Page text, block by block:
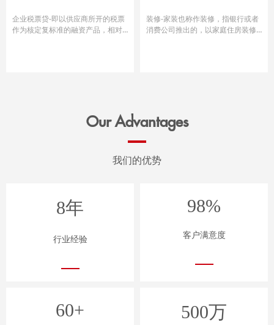
企业税票贷-即以供应商所开的税票
作为核定复标准的融资产品，相对
装修-家装也称作装修，指银行或者
消费公司推出的，以家庭住房装修
Our Advantages
我们的优势
8年
行业经验
98%
客户满意度
60+ 500万